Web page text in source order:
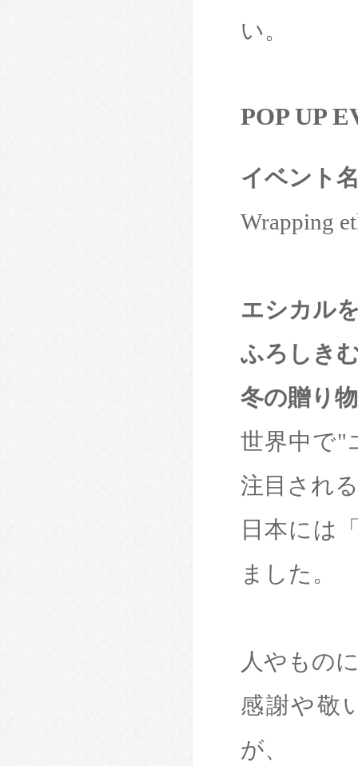
い。
POP UP
イベント
Wrapping
エシカル
ふろしき
冬の贈り物
世界中で"
注目され
日本には
ました。
人やもの
感謝や敬
が、